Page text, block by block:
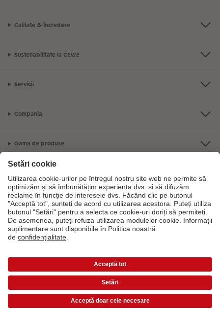
Calitate & Încredere
Sustenabilitate la CEWE
Servicii
Compania
Gama de produse
0316 300 693 De luni până duminică: 09:00 -
17:30
Prețurile sunt prețuri de consum recomandate și includ TVA. Prețurile nu includ taxa